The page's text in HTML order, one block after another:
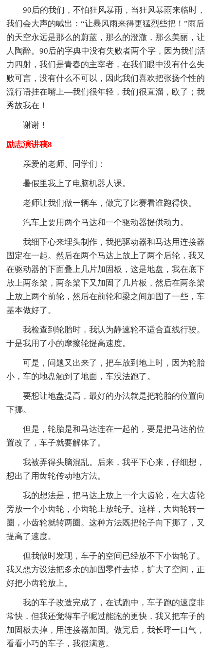
90后的我们，不怕狂风暴雨，当狂风暴雨来临时，
我们会大声的喊出：“让暴风雨来得更猛烈些把！”雨后
的天空永远是那么的蔚蓝，那么的澄澈，那么美丽，让
人陶醉。90后的字典中没有失败者两个字，因为我们活
力四射，我们是青春的主宰者，在我们眼中没有什么失
败可言，没有什么不可以，因此我们喜欢把张扬个性的
流行语挂在嘴上—我们很年轻，我们很直溜，欧了；我
秀故我在！
谢谢！
励志演讲稿8
亲爱的老师、同学们：
暑假里我上了电脑机器人课。
老师让我们做一辆车，做完了比赛看谁跑得快。
汽车上要用两个马达和一个驱动器提供动力。
我细下心来埋头制作，我把驱动器和马达用连接器
固定在一起。然后在两个马达上放上了两个后轮，我又
在驱动器的下面叠上几片加固板，这是地盘，我在底下
放上两条梁，两条梁下又加固了几片板，然后在两条梁
上放上两个前轮，然后在前轮和梁之间加固了一些，车
基本做好了。
我检查到轮胎时，我认为静速轮不适合直线行驶。
于是我用了小的摩擦轮提高速度。
可是，问题又出来了，把车放到地上时，因为轮胎
小，车的地盘触到了地面，车没法跑了。
要想让地盘提高，最好的办法就是把轮胎的位置向
下挪。
但是，轮胎是和马达连在一起的，要是把马达的位
置改了，车子就要解体了。
我被弄得头脑混乱。后来，我平下心来，仔细想，
想出了用齿轮传动地方法。
我的想法是，把马达上放上一个大齿轮，在大齿轮
旁放一个小齿轮，小齿轮上放轮子。这样，大齿轮转一
圈，小齿轮就转两圈。这种方法既把轮子向下挪了，又
提高了速度。
但我做时发现，车子的空间已经放不下小齿轮了。
我又想方设法把多余的加固零件去掉，扩大了空间，正
好把小齿轮放上。
我的车子改造完成了，在试跑中，车子跑的速度非
常快，但我还觉得车子呢过能跑的更快，我又把车子的
加固板去掉，用连接器加固。做完后，我长呼一口气，
看看小巧的车子，我很满意。